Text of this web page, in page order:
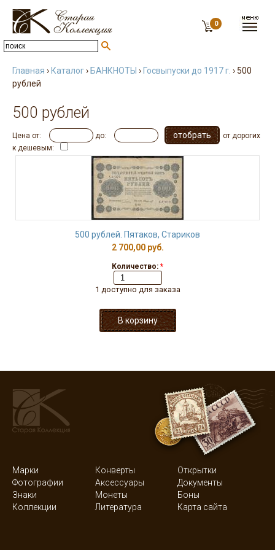
0
Главная › Каталог› БАНКНОТЫ › Госвыпуски до 1917 г. › 500
рублей
500 рублей
Цена от: до:
от дорогих
к дешевым:
500 рублей. Пятаков, Стариков
2 700,00 руб.
Количество: *
1 доступно для заказа
Марки Конверты
Открытки
Фотографии
Аксессуары
Документы
Знаки
Монеты
Боны
Коллекции
Литература Карта сайта